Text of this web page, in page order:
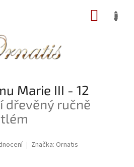
Marie III - 12
dřevěný ručně
Značka: Ornatis